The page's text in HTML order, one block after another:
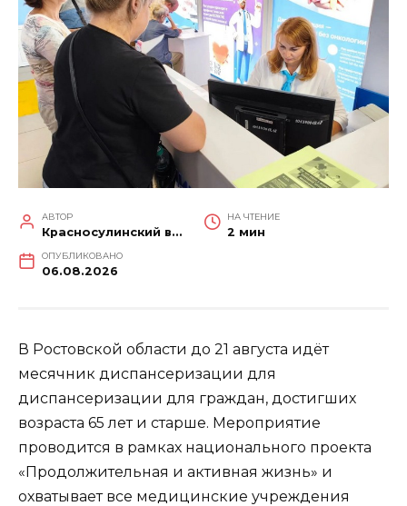
АВТОР
Красносулинский вестник
НА ЧТЕНИЕ
2 мин
ОПУБЛИКОВАНО
06.08.2026
В Ростовской области до 21 августа идёт
месячник диспансеризации для
диспансеризации для граждан, достигших
возраста 65 лет и старше. Мероприятие
проводится в рамках национального проекта
«Продолжительная и активная жизнь» и
охватывает все медицинские учреждения